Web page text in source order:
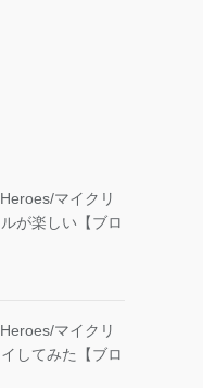
マイクリ
が楽しい【ブロ
マイクリ
してみた【ブロ